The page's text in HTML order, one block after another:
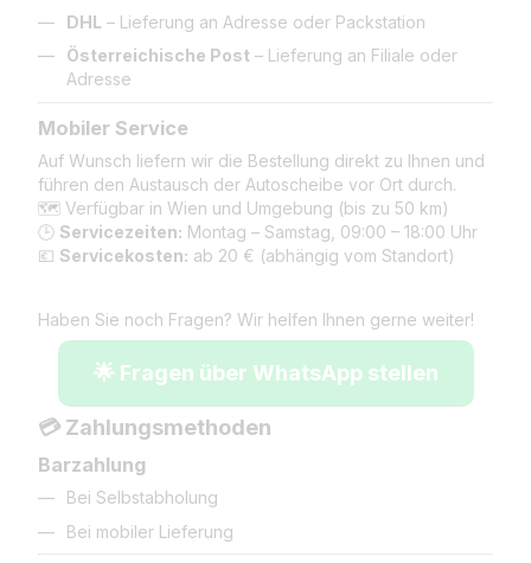
DHL – Lieferung an Adresse oder Packstation
Österreichische Post – Lieferung an Filiale oder
Adresse
Mobiler Service
Auf Wunsch liefern wir die Bestellung direkt zu Ihnen und
führen den Austausch der Autoscheibe vor Ort durch.
🗺️ Verfügbar in Wien und Umgebung (bis zu 50 km)
🕒 Servicezeiten: Montag – Samstag, 09:00 – 18:00 Uhr
💶 Servicekosten: ab 20 € (abhängig vom Standort)
Haben Sie noch Fragen? Wir helfen Ihnen gerne weiter!
🌟 Fragen über WhatsApp stellen
💳 Zahlungsmethoden
Barzahlung
Bei Selbstabholung
Bei mobiler Lieferung